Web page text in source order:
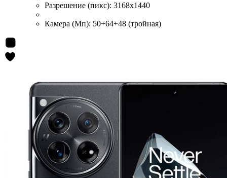
Разрешение (пикс): 3168x1440
Камера (Мп): 50+64+48 (тройная)